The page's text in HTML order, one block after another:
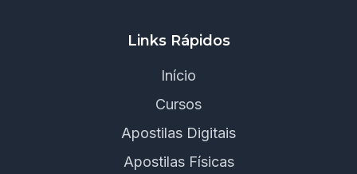
Links Rápidos
Início
Cursos
Apostilas Digitais
Apostilas Físicas